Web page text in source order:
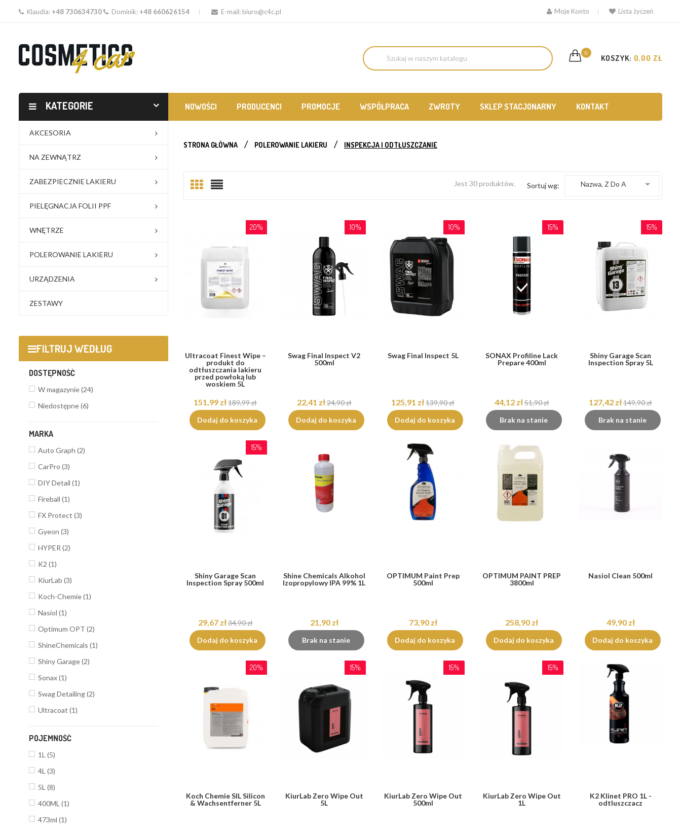
Klaudia: +48 730634730 Dominik: +48 660626154 E-mail: biuro@c4c.pl Moje Konto Lista życzeń
0
KOSZYK: 0,00 ZŁ
KATEGORIE NOWOŚCI PRODUCENCI PROMOCJE WSPÓŁPRACA ZWROTY SKLEP STACJONARNY KONTAKT
AKCESORIA
NA ZEWNĄTRZ
ZABEZPIECZNIE LAKIERU
PIELĘGNACJA FOLII PPF
WNĘTRZE
POLEROWANIE LAKIERU
URZĄDZENIA
ZESTAWY
FILTRUJ WEDŁUG
DOSTĘPNOŚĆ
W magazynie(24)
Niedostępne(6)
MARKA
Auto Graph (2)
CarPro (3)
DIY Detail (1)
Fireball (1)
FX Protect (3)
Gyeon (3)
HYPER (2)
K2 (1)
KiurLab (3)
Koch-Chemie(1)
Nasiol (1)
Optimum OPT (2)
ShineChemicals (1)
Shiny Garage(2)
Sonax(1)
Swag Detailing(2)
Ultracoat (1)
POJEMNOŚĆ
1L (5)
4L (3)
5L (8)
400ML (1)
473ml (1)
STRONA GŁÓWNA POLEROWANIE LAKIERU INSPEKCJA I ODTŁUSZCZANIE
Jest 30 produktów. Sortuj wg: Nazwa, Z Do A 
20%
Ultracoat Finest Wipe –
produkt do
odtłuszczania lakieru
przed powłoką lub
woskiem 5L
151,99 zł189,99 zł
Dodaj do koszyka
10%
Swag Final Inspect V2
500ml
22,41 zł24,90 zł
Dodaj do koszyka
10%
Swag Final Inspect 5L
125,91 zł139,90 zł
Dodaj do koszyka
15%
SONAX Profiline Lack
Prepare 400ml
44,12 zł51,90 zł
Brak na stanie
15%
Shiny Garage Scan
Inspection Spray 5L
127,42 zł149,90 zł
Brak na stanie
15%
Shiny Garage Scan
Inspection Spray 500ml
29,67 zł34,90 zł
Dodaj do koszyka
Shine Chemicals Alkohol
Izopropylowy IPA 99% 1L
21,90 zł
Brak na stanie
OPTIMUM Paint Prep
500ml
73,90 zł
Dodaj do koszyka
OPTIMUM PAINT PREP
3800ml
258,90 zł
Dodaj do koszyka
Nasiol Clean 500ml
49,90 zł
Dodaj do koszyka
20%
Koch Chemie SIL Silicon
& Wachsentferner 5L
15%
KiurLab Zero Wipe Out
5L
15%
KiurLab Zero Wipe Out
500ml
15%
KiurLab Zero Wipe Out
1L
K2 Klinet PRO 1L -
odtluszczacz